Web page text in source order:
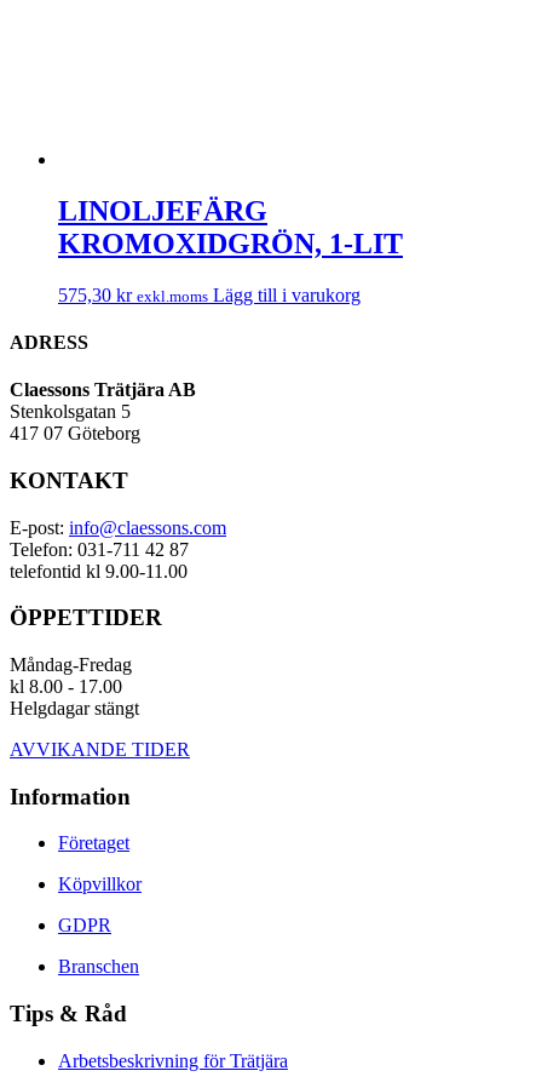
LINOLJEFÄRG
KROMOXIDGRÖN, 1-LIT
575,30 kr exkl.moms Lägg till i varukorg
ADRESS
Claessons Trätjära AB
Stenkolsgatan 5
417 07 Göteborg
KONTAKT
E-post: info@claessons.com
Telefon: 031-711 42 87
telefontid kl 9.00-11.00
ÖPPETTIDER
Måndag-Fredag
kl 8.00 - 17.00
Helgdagar stängt
AVVIKANDE TIDER
Information
Företaget
Köpvillkor
GDPR
Branschen
Tips & Råd
Arbetsbeskrivning för Trätjära